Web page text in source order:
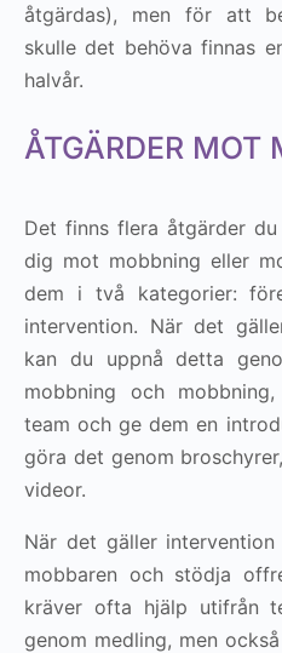
åtgärdas), men för att
skulle det behöva finnas
halvår.
ÅTGÄRDER MOT
Det finns flera åtgärder
dig mot mobbning eller
dem i två kategorier:
intervention. När det
kan du uppnå detta
mobbning och
team och ge dem en
göra det genom
videor.
När det gäller
mobbaren och stödja
kräver ofta hjälp utifrån
genom medling, men